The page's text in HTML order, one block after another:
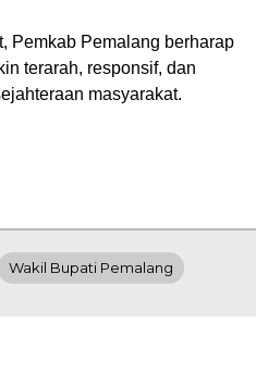
Pemkab Pemalang berharap
terarah, responsif, dan
masyarakat.
Wakil Bupati Pemalang